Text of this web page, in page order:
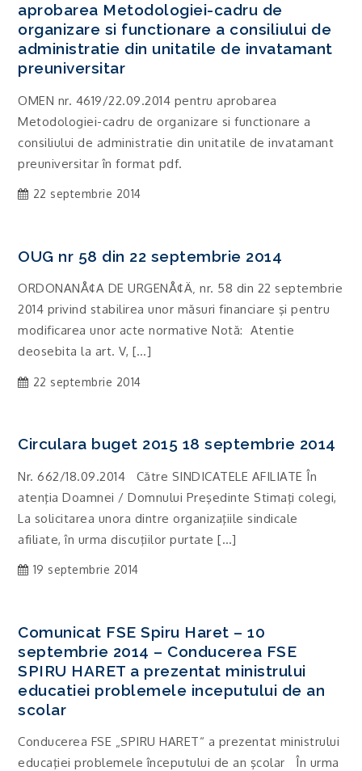
aprobarea Metodologiei-cadru de
organizare si functionare a consiliului de
administratie din unitatile de invatamant
preuniversitar
OMEN nr. 4619/22.09.2014 pentru aprobarea
Metodologiei-cadru de organizare si functionare a
consiliului de administratie din unitatile de invatamant
preuniversitar în format pdf.
22 septembrie 2014
OUG nr 58 din 22 septembrie 2014
ORDONANÅ¢A DE URGENÅ¢Ä‚ nr. 58 din 22 septembrie
2014 privind stabilirea unor măsuri financiare şi pentru
modificarea unor acte normative Notă: Atentie
deosebita la art. V, […]
22 septembrie 2014
Circulara buget 2015 18 septembrie 2014
Nr. 662/18.09.2014 Către SINDICATELE AFILIATE În
atenţia Doamnei / Domnului Preşedinte Stimaţi colegi,
La solicitarea unora dintre organizaţiile sindicale
afiliate, în urma discuţiilor purtate […]
19 septembrie 2014
Comunicat FSE Spiru Haret – 10
septembrie 2014 – Conducerea FSE
SPIRU HARET a prezentat ministrului
educatiei problemele inceputului de an
scolar
Conducerea FSE „SPIRU HARET“ a prezentat ministrului
educaţiei problemele începutului de an şcolar În urma